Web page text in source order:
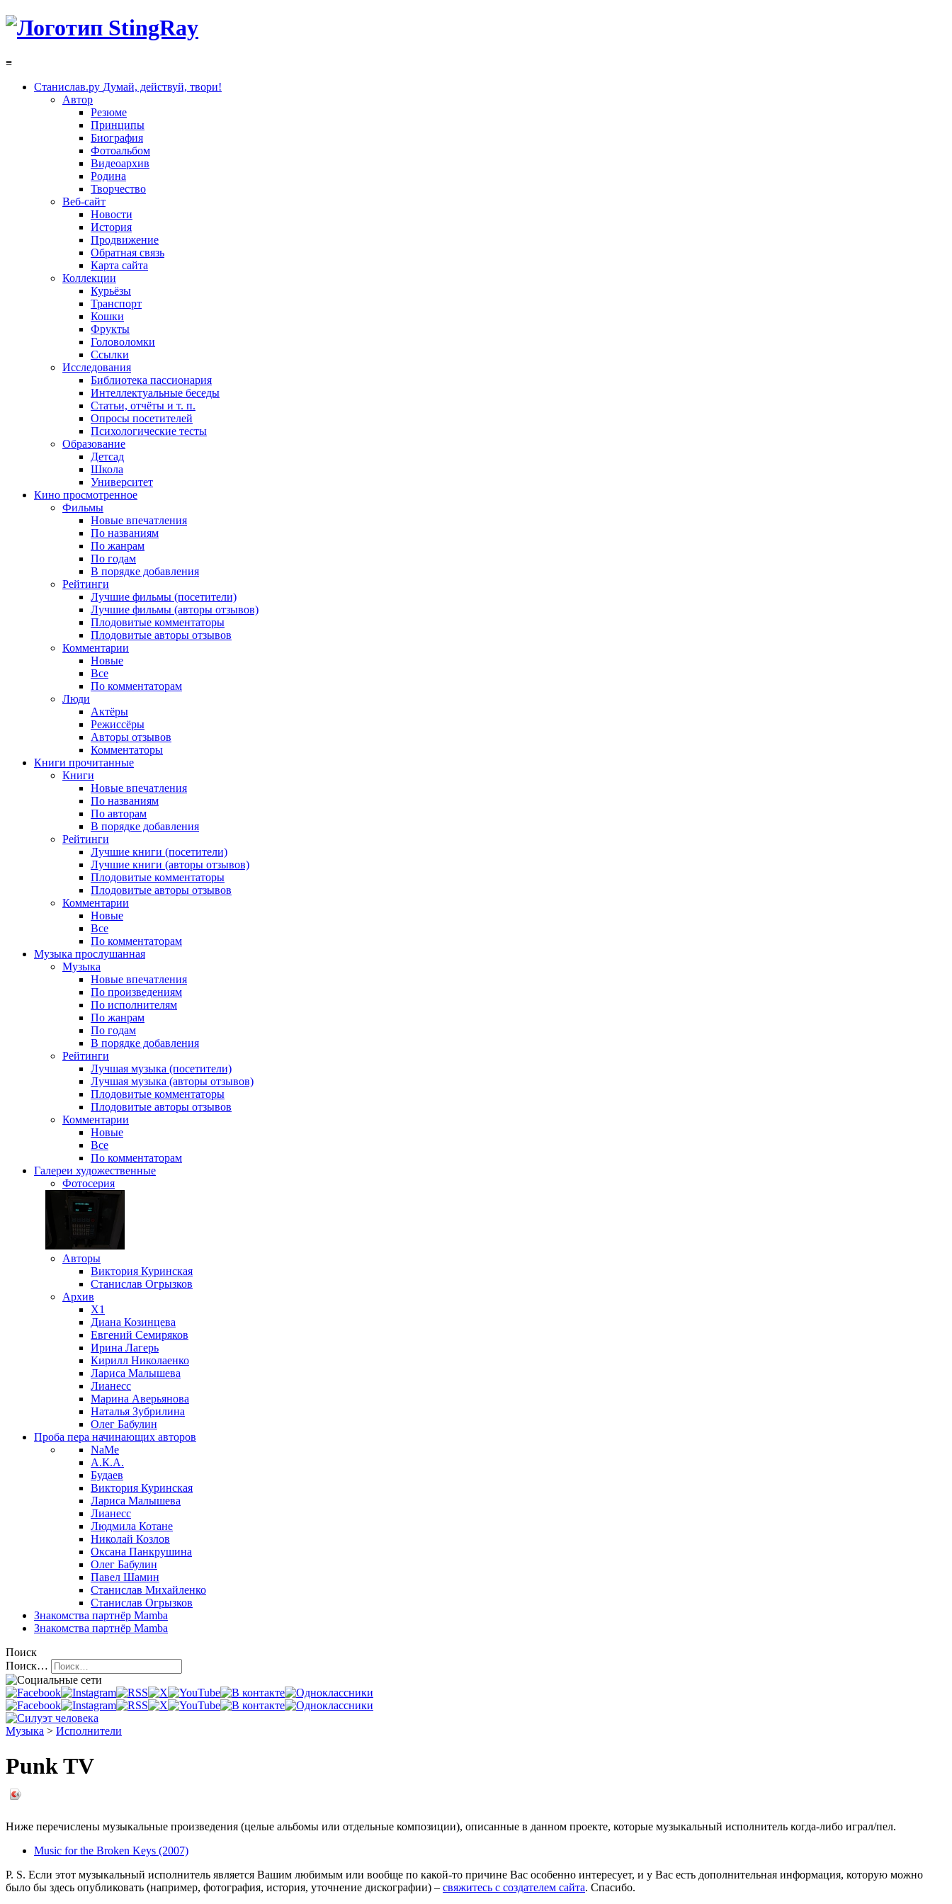
≡
Станислав.ру Думай, действуй, твори!
Автор
Резюме
Принципы
Биография
Фотоальбом
Видеоархив
Родина
Творчество
Веб-сайт
Новости
История
Продвижение
Обратная связь
Карта сайта
Коллекции
Курьёзы
Транспорт
Кошки
Фрукты
Головоломки
Ссылки
Исследования
Библиотека пассионария
Интеллектуальные беседы
Статьи, отчёты и т. п.
Опросы посетителей
Психологические тесты
Образование
Детсад
Школа
Университет
Кино просмотренное
Фильмы
Новые впечатления
По названиям
По жанрам
По годам
В порядке добавления
Рейтинги
Лучшие фильмы (посетители)
Лучшие фильмы (авторы отзывов)
Плодовитые комментаторы
Плодовитые авторы отзывов
Комментарии
Новые
Все
По комментаторам
Люди
Актёры
Режиссёры
Авторы отзывов
Комментаторы
Книги прочитанные
Книги
Новые впечатления
По названиям
По авторам
В порядке добавления
Рейтинги
Лучшие книги (посетители)
Лучшие книги (авторы отзывов)
Плодовитые комментаторы
Плодовитые авторы отзывов
Комментарии
Новые
Все
По комментаторам
Музыка прослушанная
Музыка
Новые впечатления
По произведениям
По исполнителям
По жанрам
По годам
В порядке добавления
Рейтинги
Лучшая музыка (посетители)
Лучшая музыка (авторы отзывов)
Плодовитые комментаторы
Плодовитые авторы отзывов
Комментарии
Новые
Все
По комментаторам
Галереи художественные
Фотосерия
Авторы
Виктория Куринская
Станислав Огрызков
Архив
X1
Диана Козинцева
Евгений Семиряков
Ирина Лагерь
Кирилл Николаенко
Лариса Малышева
Лианесс
Марина Аверьянова
Наталья Зубрилина
Олег Бабулин
Проба пера начинающих авторов
NaMe
А.К.А.
Будаев
Виктория Куринская
Лариса Малышева
Лианесс
Людмила Котане
Николай Козлов
Оксана Панкрушина
Олег Бабулин
Павел Шамин
Станислав Михайленко
Станислав Огрызков
Знакомства партнёр Mamba
Знакомства партнёр Mamba
Поиск
Поиск…
Музыка > Исполнители
Punk TV
Ниже перечислены музыкальные произведения (целые альбомы или отдельные композиции), описанные в данном проекте, которые музыкальный исполнитель когда-либо играл/пел.
Music for the Broken Keys (2007)
P. S. Если этот музыкальный исполнитель является Вашим любимым или вообще по какой-то причине Вас особенно интересует, и у Вас есть дополнительная информация, которую можно
было бы здесь опубликовать (например, фотография, история, уточнение дискографии) – свяжитесь с создателем сайта. Спасибо.